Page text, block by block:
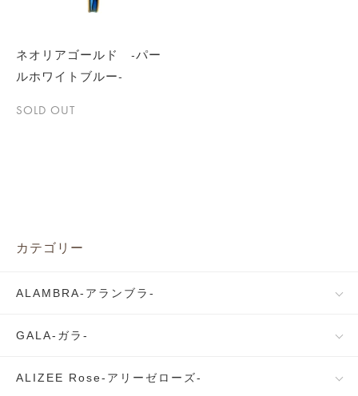
ネオリアゴールド -パー
ルホワイトブルー-
SOLD OUT
カテゴリー
ALAMBRA-アランブラ-
GALA-ガラ-
ALIZEE Rose-アリーゼローズ-